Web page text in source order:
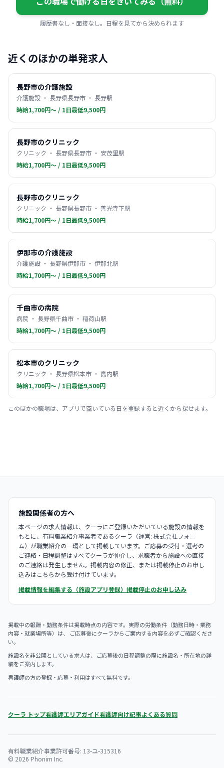
履歴書なし・面接なし。日程を見てから決められます
近くのほかの単発求人
長野市の介護施設
介護施設 ・ 長野県長野市 ・ 長野駅
時給1,700円〜 / 1日最低9,500円
長野市のクリニック
クリニック ・ 長野県長野市 ・ 安茂里駅
時給1,700円〜 / 1日最低9,500円
長野市のクリニック
クリニック ・ 長野県長野市 ・ 善光寺下駅
時給1,700円〜 / 1日最低9,500円
伊那市の介護施設
介護施設 ・ 長野県伊那市 ・ 伊那北駅
時給1,700円〜 / 1日最低9,500円
千曲市の病院
病院 ・ 長野県千曲市 ・ 稲荷山駅
時給1,700円〜 / 1日最低9,500円
松本市のクリニック
クリニック ・ 長野県松本市 ・ 島内駅
時給1,700円〜 / 1日最低9,500円
このほかの職場は、アプリで空いている日を登録すると近くから探せます。
施設関係者の方へ
本ページの求人情報は、クーラにご登録いただいている施設の情報を
もとに、有料職業紹介事業者であるクーラ（運営: 株式会社フォニ
ム）が職業紹介の一環として掲載しています。ご応募の受付・選考の
ご連絡・日程調整はすべてクーラが仲介し、求職者から施設への直接
のご連絡は発生しません。掲載内容の修正、または掲載停止のお申し
込みはこちらから受け付けています。
掲載情報を編集する（施設アプリ登録） 掲載停止のお申し込み
掲載中の報酬・勤務条件は掲載時点の内容です。実際の労働条件（勤務日時・業務
内容・就業場所等）は、 ご応募後にクーラからご案内する内容を必ずご確認くださ
い。
施設名を非公開としている求人は、ご応募後の日程調整の際に施設名・所在地の詳
細をご案内します。
看護師の方の登録・応募・利用はすべて無料です。
クーラ トップ看護師エリアガイド看護師向け記事よくある質問
有料職業紹介事業許可番号: 13-ユ-315316
© 2026 Phonim Inc.